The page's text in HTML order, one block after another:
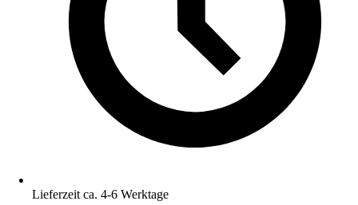
Lieferzeit ca. 4-6 Werktage